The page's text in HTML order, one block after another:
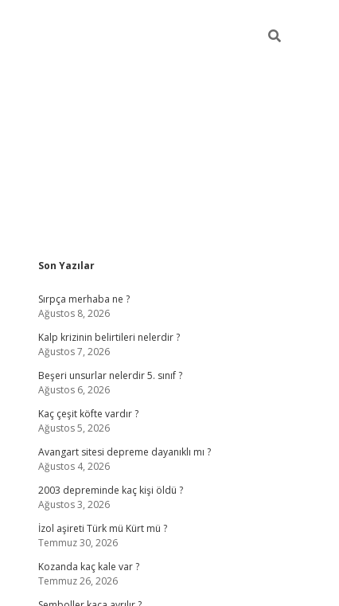
Sidebar
Son Yazılar
Sırpça merhaba ne ?
Ağustos 8, 2026
Kalp krizinin belirtileri nelerdir ?
Ağustos 7, 2026
Beşeri unsurlar nelerdir 5. sınıf ?
Ağustos 6, 2026
Kaç çeşit köfte vardır ?
Ağustos 5, 2026
Avangart sitesi depreme dayanıklı mı ?
Ağustos 4, 2026
2003 depreminde kaç kişi öldü ?
Ağustos 3, 2026
İzol aşireti Türk mü Kürt mü ?
Temmuz 30, 2026
Kozanda kaç kale var ?
Temmuz 26, 2026